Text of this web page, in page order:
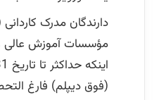
دارندگان مدرک
مؤسسات آموزش عالی و
(فوق دیپلم) فارغ